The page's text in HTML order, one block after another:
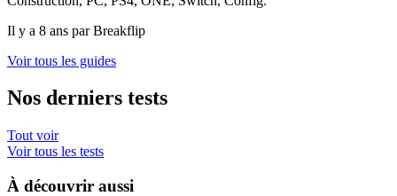
Il y a 8 ans par Breakflip
Voir tous les guides
Nos derniers tests
Tout voir
Voir tous les tests
À découvrir aussi